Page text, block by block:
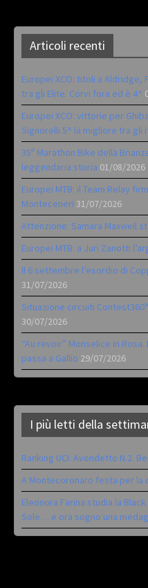
Articoli recenti
Europei XCO: titoli a
tra gli Elite. Corvi fora ed è 4^
Europei XCO: vittorie per
Signorelli 5^ la migliore tra gli
35ª Marathon Bike della
leggendaria storia 01/08/2026
Europei MTB: il Team Relay
Monteceneri 31/07/2026
Attenzione: Samara Maxwell
Europei MTB: a Juri Zanotti
Il 6 settembre l’esordio di
31/07/2026
Situazione circuiti
30/07/2026
“Au revoir” Monselice in
passa a Gallio 29/07/2026
I più letti della
Ranking UCI: Avondetto N.2.
A Montecoronaro festa per la
Eleonora Farina studia la
Sole… e ora sogno una